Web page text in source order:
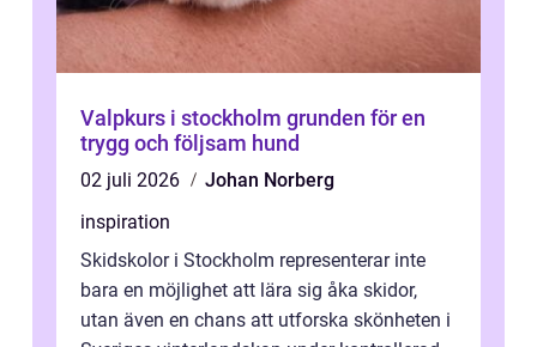
Valpkurs i stockholm grunden för en
trygg och följsam hund
02 juli 2026
Johan Norberg
inspiration
Skidskolor i Stockholm representerar inte
bara en möjlighet att lära sig åka skidor,
utan även en chans att utforska skönheten i